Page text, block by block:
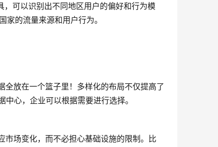
，可以识别出不同地区用户的偏好和行为模
的流量来源和用户行为。
放在一个篮子里！多样化的布局不仅提高了
心，企业可以根据需要进行选择。
场变化，而不必担心基础设施的限制。比